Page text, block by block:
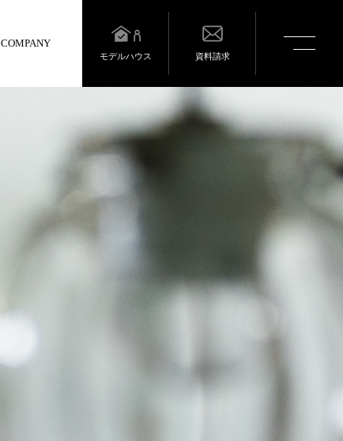
COMPANY
モデルハウス 資料請求
toggle